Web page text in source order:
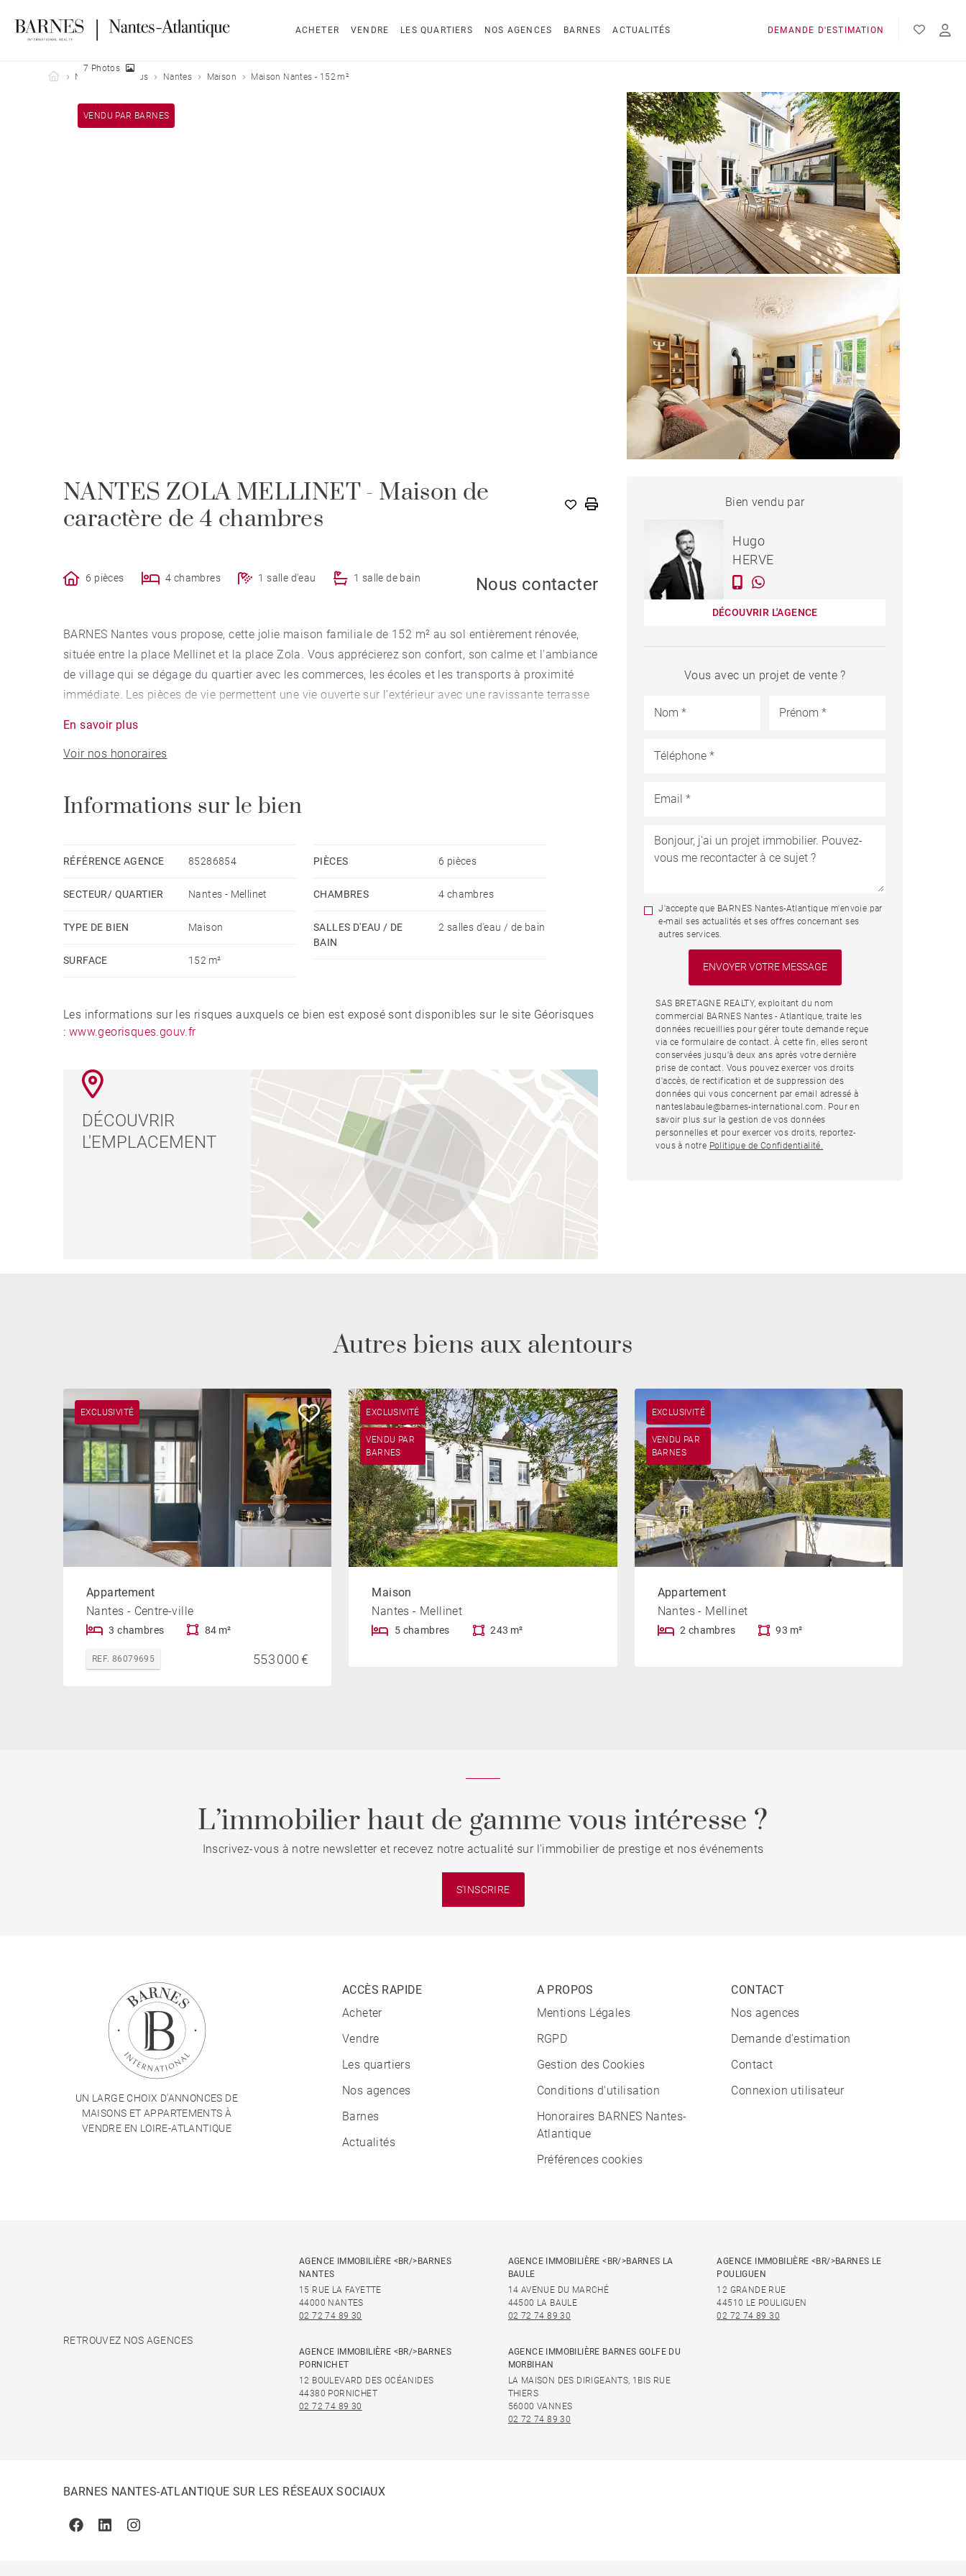
ACHETER VENDRE LES QUARTIERS NOS AGENCES BARNES ACTUALITÉS DEMANDE D'ESTIMATION
Barnes Nantes-Atlantique
Nos biens vendus Nantes Maison Maison Nantes - 152 m²
VENDU PAR BARNES
7 Photos
NANTES ZOLA MELLINET - Maison de
caractère de 4 chambres
6 pièces 4 chambres 1 salle d'eau 1 salle de bain Nous contacter
BARNES Nantes vous propose, cette jolie maison familiale de 152 m² au sol entièrement rénovée,
située entre la place Mellinet et la place Zola. Vous apprécierez son confort, son calme et l'ambiance
de village qui se dégage du quartier avec les commerces, les écoles et les transports à proximité
immédiate. Les pièces de vie permettent une vie ouverte sur l'extérieur avec une ravissante terrasse
Honoraires à la charge du vendeur - Montant estimé des dépenses annuelles d'énergie pour un
usage standard, établi à partir des prix de l'énergie de l'année 2021 : 1479€ ~ 2003€
En savoir plus
Voir nos honoraires
Informations sur le bien
RÉFÉRENCE AGENCE 85286854
SECTEUR/ QUARTIER Nantes - Mellinet
TYPE DE BIEN Maison
SURFACE 152 m²
PIÈCES 6 pièces
CHAMBRES 4 chambres
SALLES D'EAU / DE
BAIN
2 salles d'eau / de bain
Les informations sur les risques auxquels ce bien est exposé sont disponibles sur le site Géorisques
: www.georisques.gouv.fr
DÉCOUVRIR
L'EMPLACEMENT
MAISON NANTES - 152 M²
Bien vendu par
Hugo
HERVE
DÉCOUVRIR L'AGENCE
Vous avec un projet de vente ?
J'accepte que BARNES Nantes-Atlantique m'envoie par
e-mail ses actualités et ses offres concernant ses
autres services.
SAS BRETAGNE REALTY, exploitant du nom
commercial BARNES Nantes - Atlantique, traite les
données recueillies pour gérer toute demande reçue
via ce formulaire de contact. À cette fin, elles seront
conservées jusqu’à deux ans après votre dernière
prise de contact. Vous pouvez exercer vos droits
d'accès, de rectification et de suppression des
données qui vous concernent par email adressé à
nanteslabaule@barnes-international.com. Pour en
savoir plus sur la gestion de vos données
personnelles et pour exercer vos droits, reportez-
vous à notre Politique de Confidentialité.
Autres biens aux alentours
EXCLUSIVITÉ
Appartement
Nantes - Centre-ville
3 chambres 84 m²
REF. 86079695 553 000 €
EXCLUSIVITÉ
VENDU PAR
BARNES
Maison
Nantes - Mellinet
5 chambres 243 m²
EXCLUSIVITÉ
VENDU PAR
BARNES
Appartement
Nantes - Mellinet
2 chambres 93 m²
L’immobilier haut de gamme vous intéresse ?
Inscrivez-vous à notre newsletter et recevez notre actualité sur l'immobilier de prestige et nos événements
S'INSCRIRE
UN LARGE CHOIX D'ANNONCES DE
MAISONS ET APPARTEMENTS À
VENDRE EN LOIRE-ATLANTIQUE
ACCÈS RAPIDE
Acheter
Vendre
Les quartiers
Nos agences
Barnes
Actualités
A PROPOS
Mentions Légales
RGPD
Gestion des Cookies
Conditions d'utilisation
Honoraires BARNES Nantes-
Atlantique
Préférences cookies
CONTACT
Nos agences
Demande d'estimation
Contact
Connexion utilisateur
RETROUVEZ NOS AGENCES
AGENCE IMMOBILIÈRE <BR/>BARNES
NANTES
15 RUE LA FAYETTE
44000 NANTES
02 72 74 89 30
AGENCE IMMOBILIÈRE <BR/>BARNES LA
BAULE
14 AVENUE DU MARCHÉ
44500 LA BAULE
02 72 74 89 30
AGENCE IMMOBILIÈRE <BR/>BARNES LE
POULIGUEN
12 GRANDE RUE
44510 LE POULIGUEN
02 72 74 89 30
AGENCE IMMOBILIÈRE <BR/>BARNES
PORNICHET
12 BOULEVARD DES OCÉANIDES
44380 PORNICHET
02 72 74 89 30
AGENCE IMMOBILIÈRE BARNES GOLFE DU
MORBIHAN
LA MAISON DES DIRIGEANTS, 1BIS RUE
THIERS
56000 VANNES
02 72 74 89 30
BARNES NANTES-ATLANTIQUE SUR LES RÉSEAUX SOCIAUX
FacebookLinkedinInstagram